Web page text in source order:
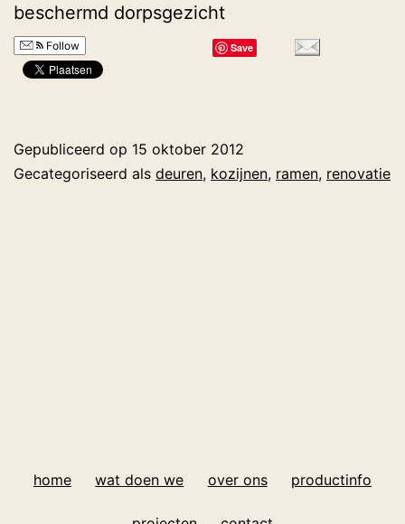
beschermd dorpsgezicht
Follow Save
Gepubliceerd op 15 oktober 2012
Gecategoriseerd als deuren, kozijnen, ramen, renovatie
home wat doen we over ons productinfo